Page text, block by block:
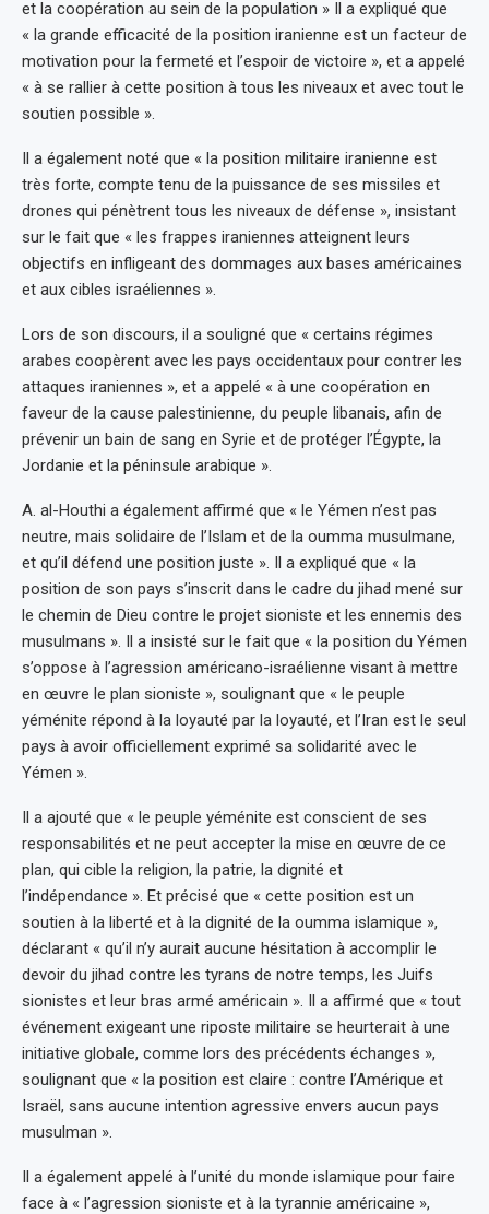
et la coopération au sein de la population » Il a expliqué que
« la grande efficacité de la position iranienne est un facteur de
motivation pour la fermeté et l’espoir de victoire », et a appelé
« à se rallier à cette position à tous les niveaux et avec tout le
soutien possible ».
Il a également noté que « la position militaire iranienne est
très forte, compte tenu de la puissance de ses missiles et
drones qui pénètrent tous les niveaux de défense », insistant
sur le fait que « les frappes iraniennes atteignent leurs
objectifs en infligeant des dommages aux bases américaines
et aux cibles israéliennes ».
Lors de son discours, il a souligné que « certains régimes
arabes coopèrent avec les pays occidentaux pour contrer les
attaques iraniennes », et a appelé « à une coopération en
faveur de la cause palestinienne, du peuple libanais, afin de
prévenir un bain de sang en Syrie et de protéger l’Égypte, la
Jordanie et la péninsule arabique ».
A. al-Houthi a également affirmé que « le Yémen n’est pas
neutre, mais solidaire de l’Islam et de la oumma musulmane,
et qu’il défend une position juste ». Il a expliqué que « la
position de son pays s’inscrit dans le cadre du jihad mené sur
le chemin de Dieu contre le projet sioniste et les ennemis des
musulmans ». Il a insisté sur le fait que « la position du Yémen
s’oppose à l’agression américano-israélienne visant à mettre
en œuvre le plan sioniste », soulignant que « le peuple
yéménite répond à la loyauté par la loyauté, et l’Iran est le seul
pays à avoir officiellement exprimé sa solidarité avec le
Yémen ».
Il a ajouté que « le peuple yéménite est conscient de ses
responsabilités et ne peut accepter la mise en œuvre de ce
plan, qui cible la religion, la patrie, la dignité et
l’indépendance ». Et précisé que « cette position est un
soutien à la liberté et à la dignité de la oumma islamique »,
déclarant « qu’il n’y aurait aucune hésitation à accomplir le
devoir du jihad contre les tyrans de notre temps, les Juifs
sionistes et leur bras armé américain ». Il a affirmé que « tout
événement exigeant une riposte militaire se heurterait à une
initiative globale, comme lors des précédents échanges »,
soulignant que « la position est claire : contre l’Amérique et
Israël, sans aucune intention agressive envers aucun pays
musulman ».
Il a également appelé à l’unité du monde islamique pour faire
face à « l’agression sioniste et à la tyrannie américaine »,